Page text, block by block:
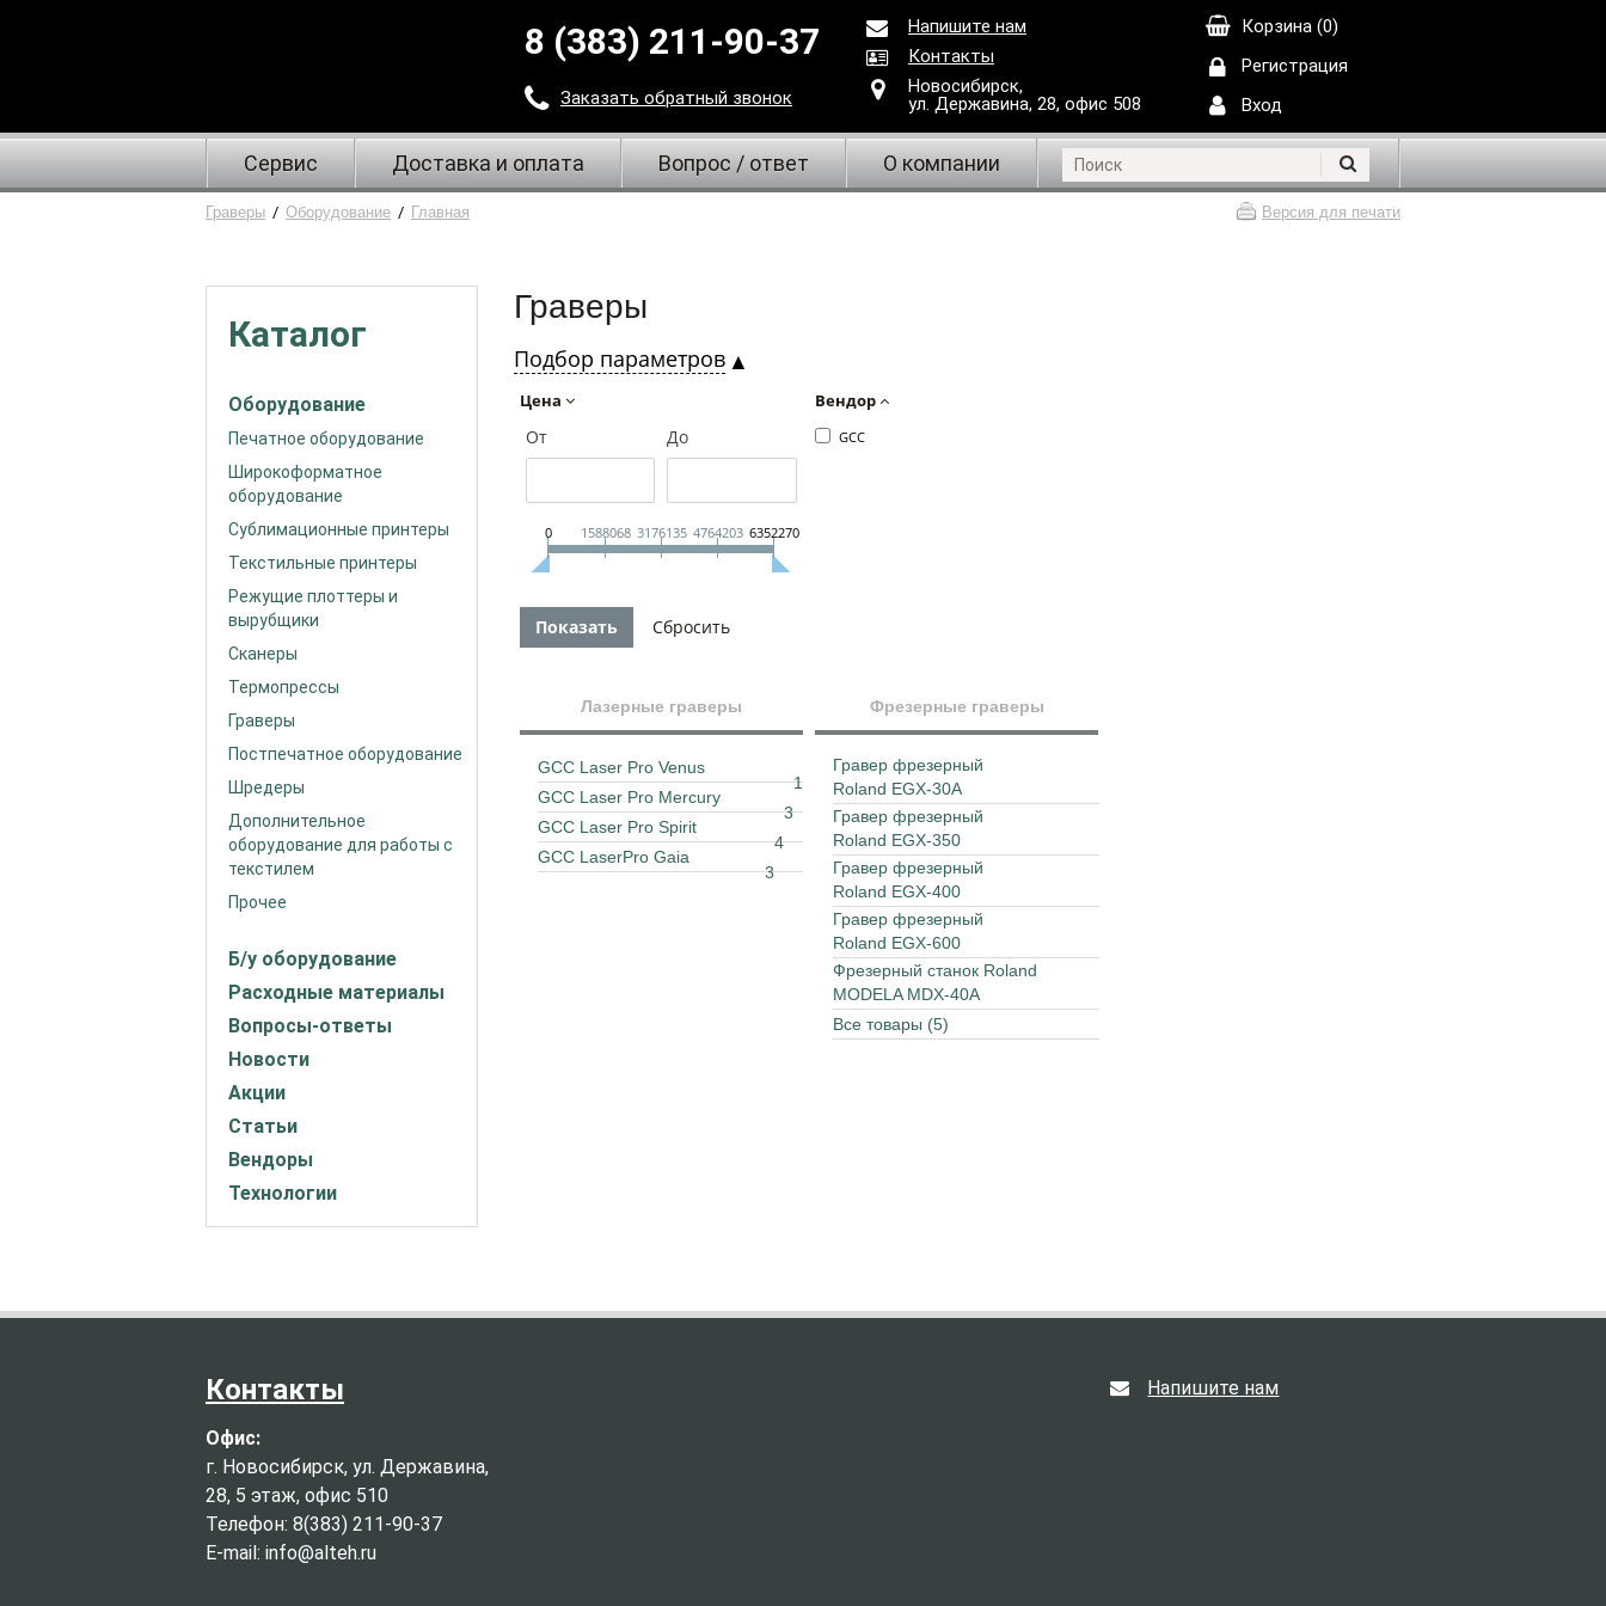
8 (383) 211-90-37
Заказать обратный звонок
Напишите нам
Контакты
Новосибирск,
ул. Державина, 28, офис 508
Корзина (0)
Регистрация
Вход
Сервис Доставка и оплата Вопрос / ответ О компании
Граверы / Оборудование / Главная Версия для печати
Каталог
Оборудование
Печатное оборудование
Широкоформатное
оборудование
Сублимационные принтеры
Текстильные принтеры
Режущие плоттеры и
вырубщики
Сканеры
Термопрессы
Граверы
Постпечатное оборудование
Шредеры
Дополнительное
оборудование для работы с
текстилем
Прочее
Б/у оборудование
Расходные материалы
Вопросы-ответы
Новости
Акции
Статьи
Вендоры
Технологии
Граверы
Подбор параметров
Цена
От До
0 1588068 3176135 4764203 6352270
Вендор
GCC
Лазерные граверы
GCC Laser Pro Venus
1
GCC Laser Pro Mercury
3
GCC Laser Pro Spirit
4
GCC LaserPro Gaia
3
Фрезерные граверы
Гравер фрезерный
Roland EGX-30A
Гравер фрезерный
Roland EGX-350
Гравер фрезерный
Roland EGX-400
Гравер фрезерный
Roland EGX-600
Фрезерный станок Roland
MODELA MDX-40A
Все товары (5)
Контакты
Офис:
г. Новосибирск, ул. Державина,
28, 5 этаж, офис 510
Телефон: 8(383) 211-90-37
E-mail: info@alteh.ru
Напишите нам